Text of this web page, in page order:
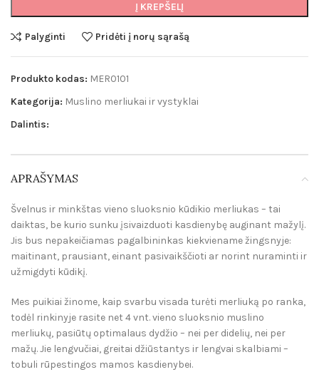
Į KREPŠELĮ
Palyginti Pridėti į norų sąrašą
Produkto kodas: MER0101
Kategorija: Muslino merliukai ir vystyklai
Dalintis:
APRAŠYMAS
Švelnus ir minkštas vieno sluoksnio kūdikio merliukas – tai
daiktas, be kurio sunku įsivaizduoti kasdienybę auginant mažylį.
Jis bus nepakeičiamas pagalbininkas kiekviename žingsnyje:
maitinant, prausiant, einant pasivaikščioti ar norint nuraminti ir
užmigdyti kūdikį.
Mes puikiai žinome, kaip svarbu visada turėti merliuką po ranka,
todėl rinkinyje rasite net 4 vnt. vieno sluoksnio muslino
merliukų, pasiūtų optimalaus dydžio – nei per didelių, nei per
mažų. Jie lengvučiai, greitai džiūstantys ir lengvai skalbiami –
tobuli rūpestingos mamos kasdienybei.